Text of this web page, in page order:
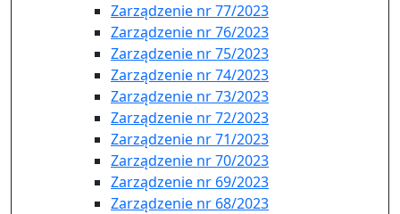
Zarządzenie nr 77/2023
Zarządzenie nr 76/2023
Zarządzenie nr 75/2023
Zarządzenie nr 74/2023
Zarządzenie nr 73/2023
Zarządzenie nr 72/2023
Zarządzenie nr 71/2023
Zarządzenie nr 70/2023
Zarządzenie nr 69/2023
Zarządzenie nr 68/2023